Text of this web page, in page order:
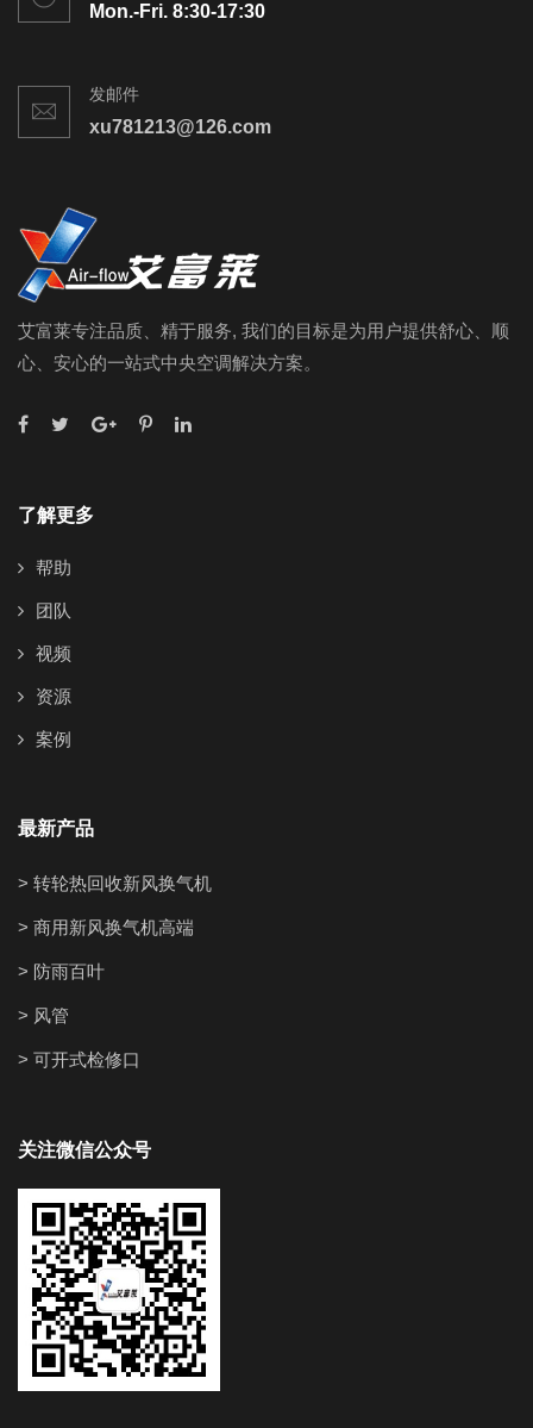
Mon.-Fri. 8:30-17:30
发邮件
xu781213@126.com
艾富莱专注品质、精于服务, 我们的目标是为用户提供舒心、顺
心、安心的一站式中央空调解决方案。
了解更多
帮助
团队
视频
资源
案例
最新产品
> 转轮热回收新风换气机
> 商用新风换气机高端
> 防雨百叶
> 风管
> 可开式检修口
关注微信公众号